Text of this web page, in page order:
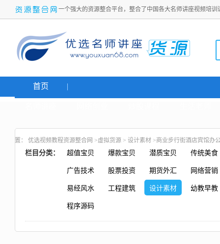
一个强大的资源整合平台，整合了中国各大名师讲座视频培
首页
置： 优选视频教程资源整合网 >虚拟货源 > 设计素材 >商业步行街酒店宾馆办
栏目分类： 超值宝贝 爆款宝贝 潜质宝贝 传统美食
广告技术 股票投资 期货外汇 网络营销
易经风水 工程建筑 设计素材 幼教早教
程序源码